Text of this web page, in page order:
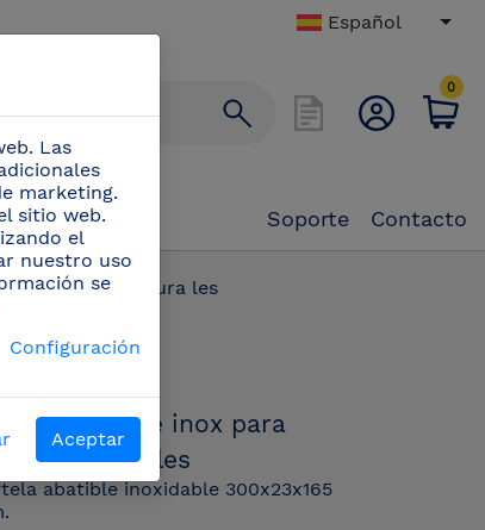
Español
0
Soporte Contacto
estantes mura les
abatible inox para
mura les
abatible inoxidable 300x23x165
Las
marketing.
sitio web.
el
nuestro uso
se
Configuración
Aceptar